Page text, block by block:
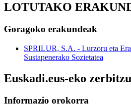
LOTUTAKO
Goragoko erakundeak
SPRILUR, S.A. - Lurzoru eta
Sustapenerako Sozietatea
Euskadi.eus-eko
Informazio orokorra